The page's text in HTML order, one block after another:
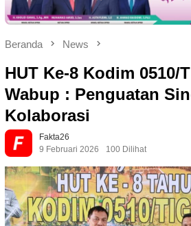
Beranda News
HUT Ke-8 Kodim 0510/
Wabup : Penguatan
Kolaborasi
Fakta26
9 Februari 2026
100 Dilihat